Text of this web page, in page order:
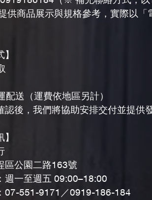
供商品展示與規格參考，實際以「
配送（運費依地區另計）
認後，我們將協助安排交付並提供發
區公園二路163號
週一至週五 09:00–18:00
07-551-9171／0919-186-184